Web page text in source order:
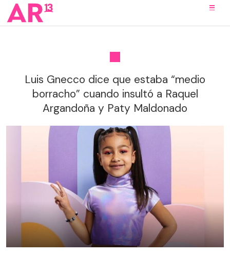
Luis Gnecco dice que estaba “medio
borracho” cuando insultó a Raquel
Argandoña y Paty Maldonado